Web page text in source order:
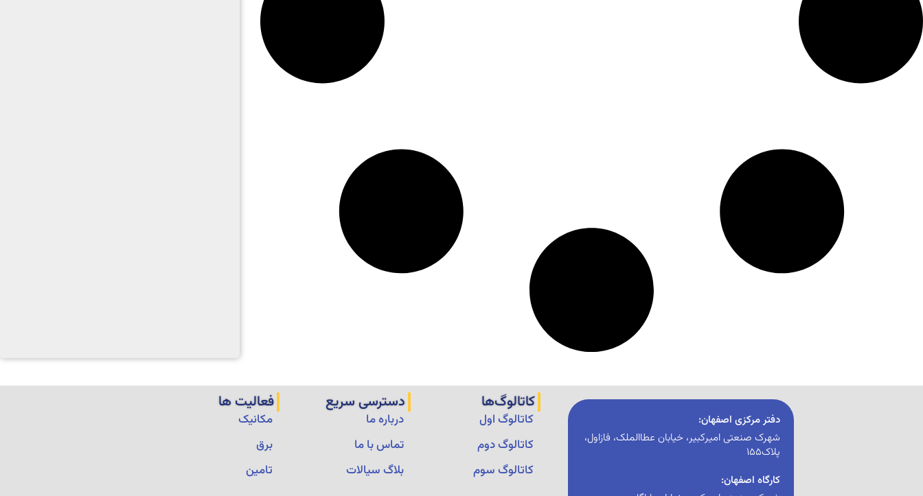
دفتر مرکزی اصفهان:
شهرک صنعتی امیرکبیر، خیابان عطاالملک، فازاول،
پلاک155
کارگاه اصفهان:
کاتالوگ‌ها
کاتالوگ اول
کاتالوگ دوم
کاتالوگ سوم
دسترسی سریع
درباره ما
تماس با ما
بلاگ سیالات
فعالیت ها
مکانیک
برق
تامین